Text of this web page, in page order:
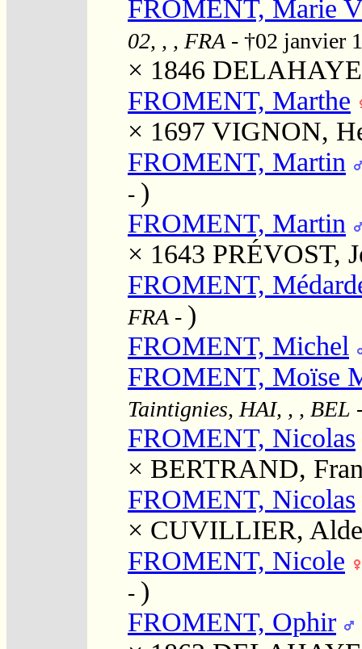
FROMENT, Marie
02, , , FRA - †02 janvier
× 1846
FROMENT, Marthe
× 1697 VIGNON,
FROMENT, Martin
- )
FROMENT, Martin
× 1643 PRÉVOST,
FROMENT,
FRA - )
FROMENT, Michel
FROMENT, Moïse
Taintignies, HAI, , , BEL
FROMENT, Nicolas
× BERTRAND,
FROMENT, Nicolas
× CUVILLIER,
FROMENT, Nicole
- )
FROMENT, Ophir